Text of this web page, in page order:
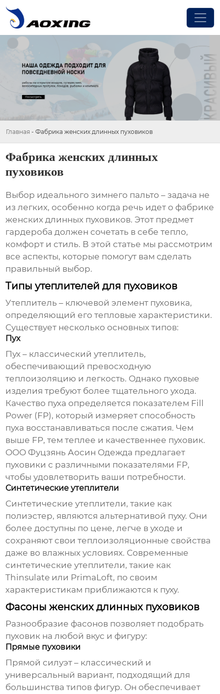
Главная - Фабрика женских длинных пуховиков
Фабрика женских длинных
пуховиков
Выбор идеального зимнего пальто – задача не
из легких, особенно когда речь идет о фабрике
женских длинных пуховиков. Этот предмет
гардероба должен сочетать в себе тепло,
комфорт и стиль. В этой статье мы рассмотрим
все аспекты, которые помогут вам сделать
правильный выбор.
Типы утеплителей для пуховиков
Утеплитель – ключевой элемент пуховика,
определяющий его тепловые характеристики.
Существует несколько основных типов:
Пух
Пух – классический утеплитель,
обеспечивающий превосходную
теплоизоляцию и легкость. Однако пуховые
изделия требуют более тщательного ухода.
Качество пуха определяется показателем Fill
Power (FP), который измеряет способность
пуха восстанавливаться после сжатия. Чем
выше FP, тем теплее и качественнее пуховик.
ООО Фуцзянь Аосин Одежда предлагает
пуховики с различными показателями FP,
чтобы удовлетворить ваши потребности.
Синтетические утеплители
Синтетические утеплители, такие как
полиэстер, являются альтернативой пуху. Они
более доступны по цене, легче в уходе и
сохраняют свои теплоизоляционные свойства
даже во влажных условиях. Современные
синтетические утеплители, такие как
Thinsulate или PrimaLoft, по своим
характеристикам приближаются к пуху.
Фасоны женских длинных пуховиков
Разнообразие фасонов позволяет подобрать
пуховик на любой вкус и фигуру:
Прямые пуховики
Прямой силуэт – классический и
универсальный вариант, подходящий для
большинства типов фигур. Он обеспечивает